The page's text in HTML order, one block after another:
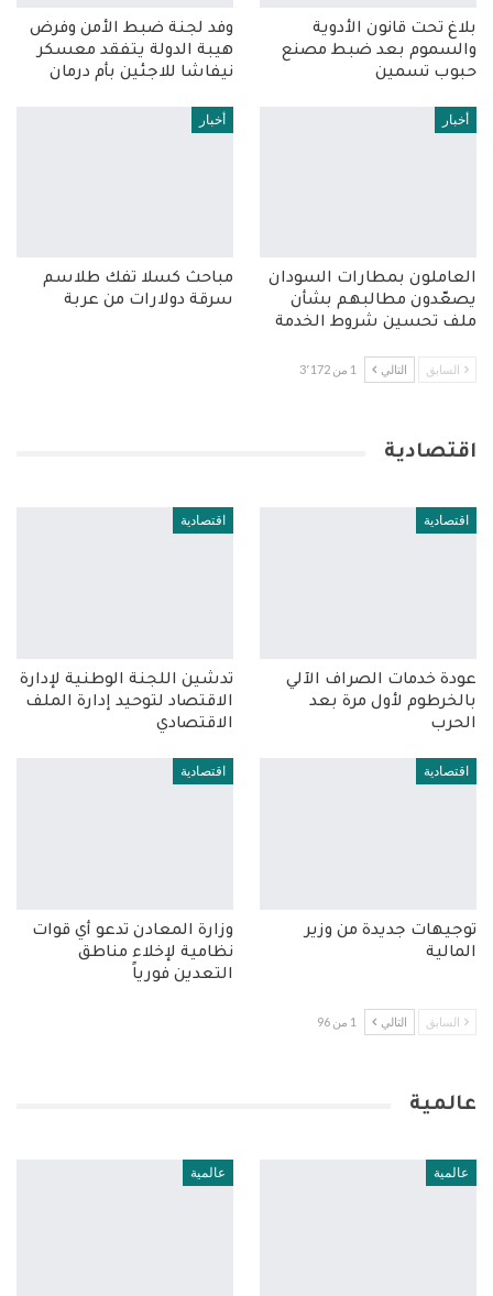
بلاغ تحت قانون الأدوية
والسموم بعد ضبط مصنع
حبوب تسمين
وفد لجنة ضبط الأمن وفرض
هيبة الدولة يتفقد معسكر
نيفاشا للاجئين بأم درمان
أخبار
العاملون بمطارات السودان
يصعّدون مطالبهم بشأن
ملف تحسين شروط الخدمة
أخبار
مباحث كسلا تفك طلاسم
سرقة دولارات من عربة
السابق التالي 1 من 3٬172
اقتصادية
اقتصادية
عودة خدمات الصراف الآلي
بالخرطوم لأول مرة بعد
الحرب
اقتصادية
تدشين اللجنة الوطنية لإدارة
الاقتصاد لتوحيد إدارة الملف
الاقتصادي
اقتصادية
توجيهات جديدة من وزير
المالية
اقتصادية
وزارة المعادن تدعو أي قوات
نظامية لإخلاء مناطق
التعدين فورياً
السابق التالي 1 من 96
عالمية
عالمية عالمية